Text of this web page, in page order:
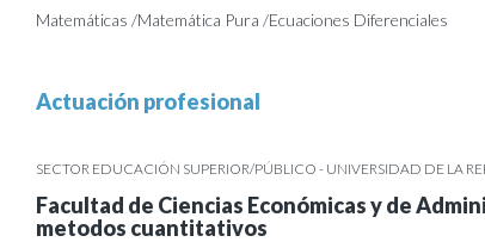
Matemáticas /Matemática Pura /Ecuaciones Diferenciales
Actuación profesional
SECTOR EDUCACIÓN SUPERIOR/PÚBLICO - UNIVERSIDAD DE LA
Facultad de Ciencias Económicas y de
metodos cuantitativos